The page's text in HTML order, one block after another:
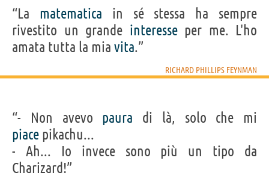
“La matematica in sé stessa ha sempre
rivestito un grande interesseper me. L'ho
amata tutta la mia vita.”
RICHARD PHILLIPS FEYNMAN
“- Non avevo paura di là, solo che mi
piace pikachu...
- Ah... Io invece sono più un tipo da
Charizard!”